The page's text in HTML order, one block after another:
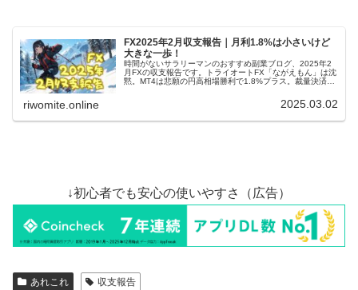
FX2025年2月収支報告｜月利1.8%は小さいけど
大きな一歩！
時間がないサラリーマンのおすすめ副業ブログ、2025年2
月FXの収支報告です。トライオートFX「ながえもん」は沈
黙。MT4は悲願の円高相場勝利で1.8%プラス。裁量決済は
riwomite.online 2025.03.02
↓初心者でも安心の使いやすさ（広告）
あれこれ 収支報告